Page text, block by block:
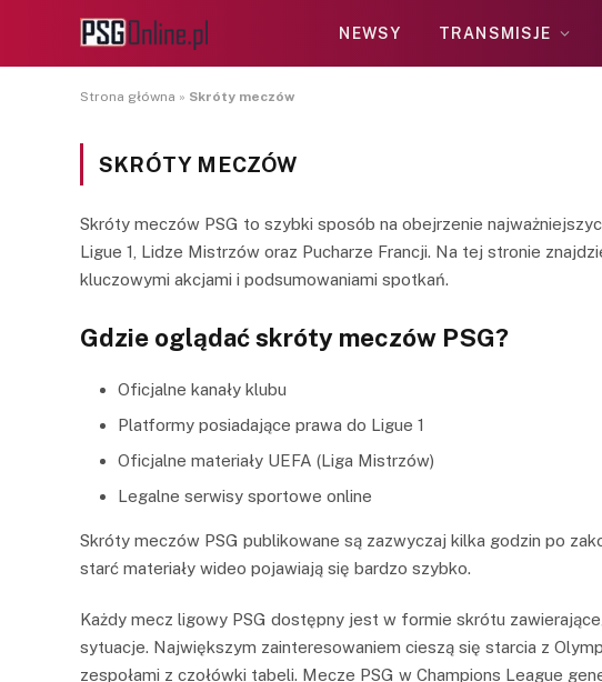
NEWSY TRANSMISJE
Strona główna » Skróty meczów
SKRÓTY MECZÓW
Skróty meczów PSG to szybki sposób na obejrzenie
Ligue 1, Lidze Mistrzów oraz Pucharze Francji. Na tej stronie
kluczowymi akcjami i podsumowaniami spotkań.
Gdzie oglądać skróty meczów PSG?
Oficjalne kanały klubu
Platformy posiadające prawa do Ligue 1
Oficjalne materiały UEFA (Liga Mistrzów)
Legalne serwisy sportowe online
Skróty meczów PSG publikowane są zazwyczaj kilka godzin po
starć materiały wideo pojawiają się bardzo szybko.
Każdy mecz ligowy PSG dostępny jest w formie skrótu
sytuacje. Największym zainteresowaniem cieszą się starcia z
zespołami z czołówki tabeli. Mecze PSG w Champions League